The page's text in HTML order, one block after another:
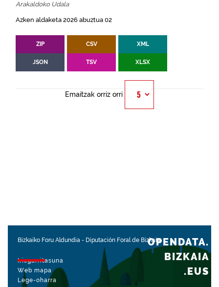
Arakaldoko Udala
Azken aldaketa 2026 abuztua 02
ZIP CSV XML
JSON TSV XLSX
Emaitzak orriz orri
Bizkaiko Foru Aldundia - Diputación Foral de Bizkaia
Irisgarritasuna
Web mapa
Lege-oharra
OPENDATA.
BIZKAIA
.EUS